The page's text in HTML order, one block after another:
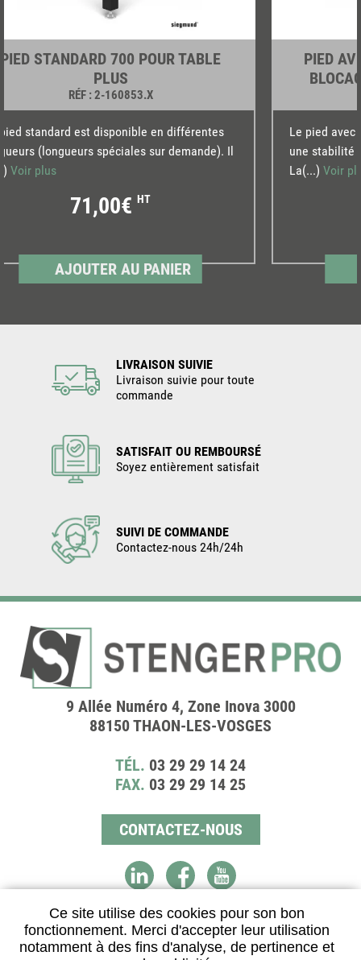
Ce site utilise des cookies pour son bon
fonctionnement. Merci d'accepter leur utilisation
notamment à des fins d'analyse, de pertinence et
PIED STANDARD 700 POUR TABLE
PLUS
RÉF: 2-160853.X
standard est disponible en différentes
(longueurs spéciales sur demande). Il
Voir plus
71,00€ HT
AJOUTER AU PANIER
PIED
Le pied
une stabilité
La(...) Voir
LIVRAISON SUIVIE
Livraison suivie pour toute
commande
SATISFAIT OU REMBOURSÉ
Soyez entièrement satisfait
SUIVI DE COMMANDE
Contactez-nous 24h/24h
9 Allée Numéro 4, Zone Inova 3000
88150 THAON-LES-VOSGES
TÉL. 03 29 29 14 24
FAX. 03 29 29 14 25
CONTACTEZ-NOUS
DISTRIBUTEUR AGRÉÉ